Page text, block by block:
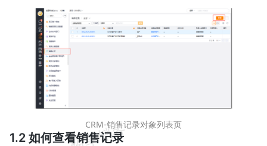
CRM-销售记录对象列表页
1.2 如何查看销售记录